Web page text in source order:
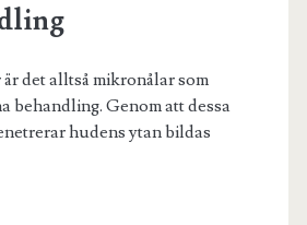
det alltså mikronålar som
behandling. Genom att dessa
hudens ytan bildas